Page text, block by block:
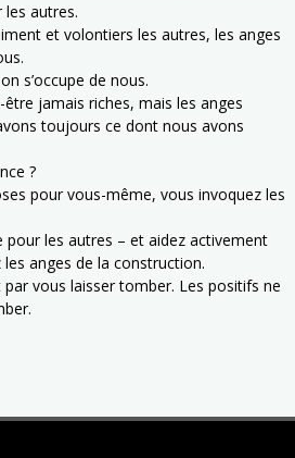
les autres.
et volontiers les autres, les anges
s’occupe de nous.
jamais riches, mais les anges
toujours ce dont nous avons
?
pour vous-même, vous invoquez les
pour les autres – et aidez activement
anges de la construction.
vous laisser tomber. Les positifs ne